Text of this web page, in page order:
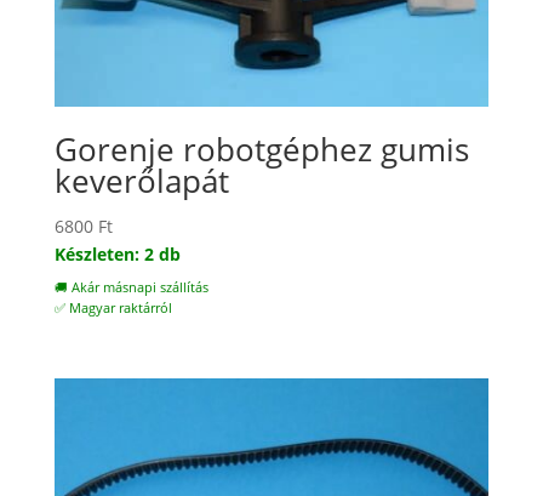
Gorenje robotgéphez gumis
keverőlapát
6800 Ft
Készleten: 2 db
🚚 Akár másnapi szállítás
✅ Magyar raktárról